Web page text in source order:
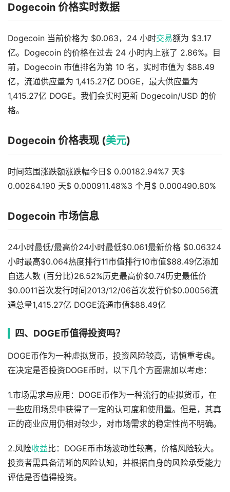
Dogecoin 价格实时数据
Dogecoin 当前价格为 $0.063，24 小时交易额为 $3.17
亿。Dogecoin 的价格在过去 24 小时内上涨了 2.86%。目
前，Dogecoin 市值排名为第 10 名，实时市值为 $88.49
亿，流通供应量为 1,415.27亿 DOGE，最大供应量为
1,415.27亿 DOGE。我们会实时更新 Dogecoin/USD 的价
格。
Dogecoin 价格表现 (美元)
时间范围涨跌额涨跌幅今日$ 0.00182.94%7 天$
0.00264.190 天$ 0.000911.48%3 个月$ 0.000490.80%
Dogecoin 市场信息
24小时最低/最高价24小时最低$0.061最新价格 $0.06324
小时最高$0.064热度排行11市值排行10市值$88.49亿添加
自选人数 (百分比)26.52%历史最高价$0.74历史最低价
$0.0011首次发行时间2013/12/06首次发行价$0.00056流
通总量1,415.27亿 DOGE流通市值$88.49亿
四、DOGE币值得投资吗？
DOGE币作为一种虚拟货币，投资风险较高，请慎重考虑。
在决定是否投资DOGE币时，以下几个方面需加以考虑：
1.市场需求与应用：DOGE币作为一种流行的虚拟货币，在
一些应用场景中获得了一定的认可度和使用量。但是，其真
正的商业应用仍相对较少，对市场需求的稳定性尚不明确。
2.风险收益 比：DOGE币市场波动性较高，价格风险较大。
投资者需具备清晰的风险认知，并根据自身的风险承受能力
评估是否值得投资。